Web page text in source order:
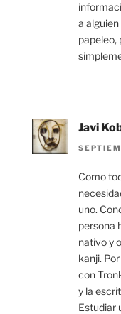
a
papeleo,
Javi
Como
uno.
persona
nativo y
kanji.
con
y la
Estudiar